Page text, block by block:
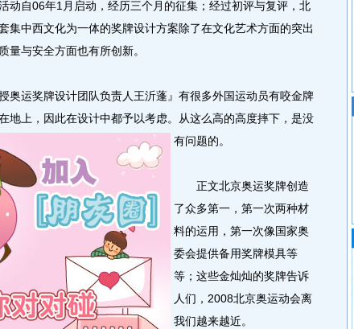
动自06年1月启动，经历三个月的征集；经过初评与复评，北
集中西文化为一体的奖牌设计方案除了在文化艺术方面的突出
量与安全方面也有所创新。
运奖牌设计团队负责人王沂蓬』有很多外国运动员有咬金牌
地上，因此在设计中都予以考虑。
从这么高的高度摔下，是没
有问题的。
正文北京奥运奖牌创造
了众多第一，第一次两种材
料的运用，第一次像国家奥
委会提供备用奖牌模具等
等；这些金灿灿的奖牌告诉
人们，2008北京奥运动会离
我们越来越近。